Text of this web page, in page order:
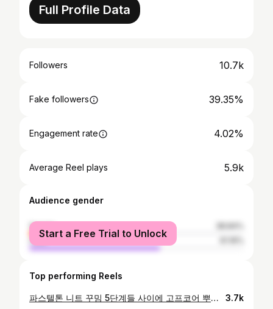
Full Profile Data
Followers 10.7k
Fake followers 39.35%
Engagement rate 4.02%
Average Reel plays 5.9k
Audience gender
female
male
Start a Free Trial to Unlock
Top performing Reels
파스텔톤 니트 꾸밈 5단계들 사이에 고프코어 뿌리기,,😎✌🏽 3.7k